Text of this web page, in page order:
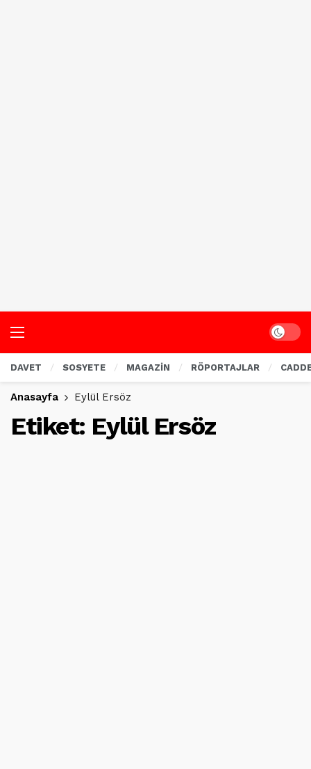
Dark
DAVET SOSYETE MAGAZİN RÖPORTAJLAR
Anasayfa Eylül Ersöz
Etiket: Eylül Ersöz